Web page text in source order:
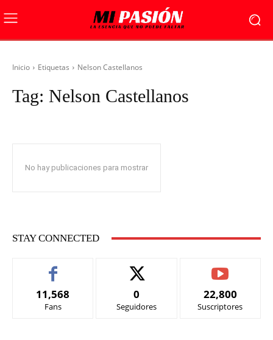
Inicio Etiquetas Nelson Castellanos
Tag: Nelson Castellanos
No hay publicaciones para mostrar
STAY CONNECTED
11,568
Fans
0
Seguidores
22,800
Suscriptores